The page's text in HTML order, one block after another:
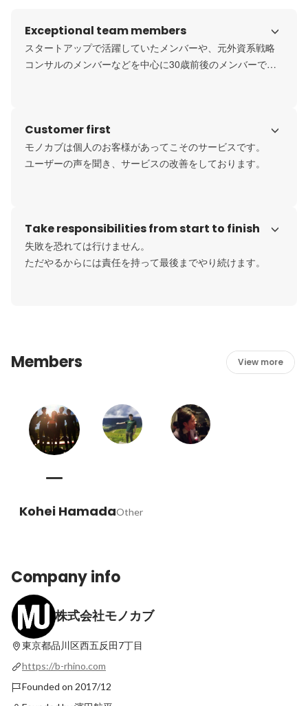
Exceptional team members
スタートアップで活躍していたメンバーや、元外資系戦略
コンサルのメンバーなどを中心に30歳前後のメンバーで構
Customer first
モノカブは個人のお客様があってこそのサービスです。
Take responsibilities from start to finish
失敗を恐れては行けません。
ただやるからには責任を持って最後までやり続けます。
Members View more
Kohei HamadaOther
Company info
株式会社モノカブ
東京都品川区西五反田7丁目
https://b-rhino.com
Founded on 2017/12